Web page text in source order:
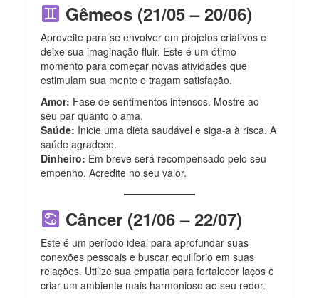
Gêmeos (21/05 – 20/06)
Aproveite para se envolver em projetos criativos e
deixe sua imaginação fluir. Este é um ótimo
momento para começar novas atividades que
estimulam sua mente e tragam satisfação.
Amor: Fase de sentimentos intensos. Mostre ao
seu par quanto o ama.
Saúde: Inicie uma dieta saudável e siga-a à risca. A
saúde agradece.
Dinheiro: Em breve será recompensado pelo seu
empenho. Acredite no seu valor.
Câncer (21/06 – 22/07)
Este é um período ideal para aprofundar suas
conexões pessoais e buscar equilíbrio em suas
relações. Utilize sua empatia para fortalecer laços e
criar um ambiente mais harmonioso ao seu redor.